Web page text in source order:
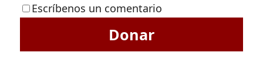
Escríbenos un comentario
Donar